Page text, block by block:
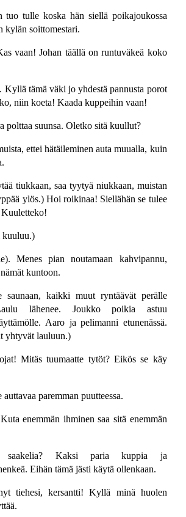
tuo tulle koska hän siellä poikajoukossa
kylän soittomestari.
vaan! Johan täällä on runtuväkeä koko
Kyllä tämä väki jo yhdestä pannusta porot
niin koeta! Kaada kuppeihin vaan!
polttaa suunsa. Oletko sitä kuullut?
ettei hätäileminen auta muualla, kuin
tiukkaan, saa tyytyä niukkaan, muistan
ylös.) Hoi roikinaa! Siellähän se tulee
kuuluu.)
Menes pian noutamaan kahvipannu,
kuntoon.
saunaan, kaikki muut ryntäävät perälle
lähenee. Joukko poikia astuu
Aaro ja pelimanni etunenässä.
yhtyvät lauluun.)
Mitäs tuumaatte tytöt? Eikös se käy
paremman puutteessa.
enemmän ihminen saa sitä enemmän
Kaksi paria kuppia ja
Eihän tämä jästi käytä ollenkaan.
tiehesi, kersantti! Kyllä minä huolen